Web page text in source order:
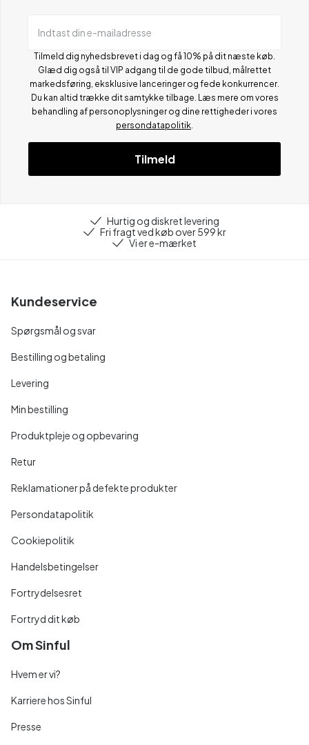
Indtast din e-mailadresse
Tilmeld dig nyhedsbrevet i dag og få 10% på dit næste køb.
Glæd dig også til VIP adgang til de gode tilbud, målrettet
markedsføring, eksklusive lanceringer og fede konkurrencer.
Du kan altid trække dit samtykke tilbage. Læs mere om vores
behandling af personoplysninger og dine rettigheder i vores
persondatapolitik
Tilmeld
Hurtig og diskret levering
Fri fragt ved køb over 599 kr
Vi er e-mærket
Kundeservice
Spørgsmål og svar
Bestilling og betaling
Levering
Min bestilling
Produktpleje og opbevaring
Retur
Reklamationer på defekte produkter
Persondatapolitik
Cookiepolitik
Handelsbetingelser
Fortrydelsesret
Fortryd dit køb
Om Sinful
Hvem er vi?
Karriere hos Sinful
Presse